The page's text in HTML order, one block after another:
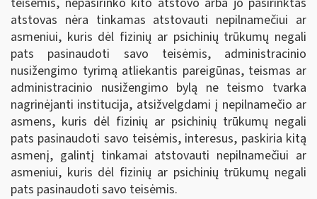
atstovas nėra tinkamas atstovauti nepilnamečiui ar
asmeniui, kuris dėl fizinių ar psichinių trūkumų negali
pats pasinaudoti savo teisėmis, administracinio
nusižengimo tyrimą atliekantis pareigūnas, teismas ar
administracinio nusižengimo bylą ne teismo tvarka
nagrinėjanti institucija, atsižvelgdami į nepilnamečio ar
asmens, kuris dėl fizinių ar psichinių trūkumų negali
pats pasinaudoti savo teisėmis, interesus, paskiria kitą
asmenį, galintį tinkamai atstovauti nepilnamečiui ar
asmeniui, kuris dėl fizinių ar psichinių trūkumų negali
pats pasinaudoti savo teisėmis.